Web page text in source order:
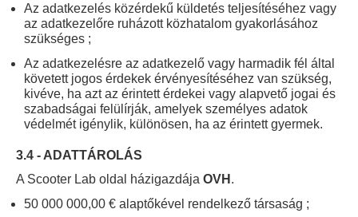
Az adatkezelés közérdekű küldetés teljesítéséhez vagy
az adatkezelőre ruházott közhatalom gyakorlásához
szükséges ;
Az adatkezelésre az adatkezelő vagy harmadik fél által
követett jogos érdekek érvényesítéséhez van szükség,
kivéve, ha azt az érintett érdekei vagy alapvető jogai és
szabadságai felülírják, amelyek személyes adatok
védelmét igénylik, különösen, ha az érintett gyermek.
3.4 - ADATTÁROLÁS
A Scooter Lab oldal házigazdája OVH .
50 000 000,00 € alaptőkével rendelkező társaság ;